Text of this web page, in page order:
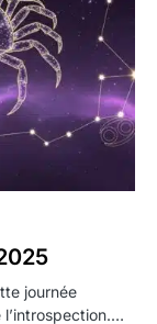
journée
l’introspection.…